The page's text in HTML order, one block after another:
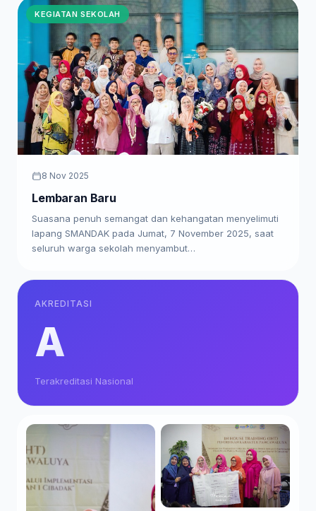
KEGIATAN SEKOLAH
8 Nov 2025
Lembaran Baru
Suasana penuh semangat dan kehangatan menyelimuti
lapang SMANDAK pada Jumat, 7 November 2025, saat
seluruh warga sekolah menyambut…
AKREDITASI
A
Terakreditasi Nasional